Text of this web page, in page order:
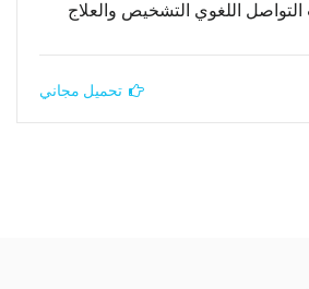
اللغوي التشخيص والعلاج
تحميل مجاني